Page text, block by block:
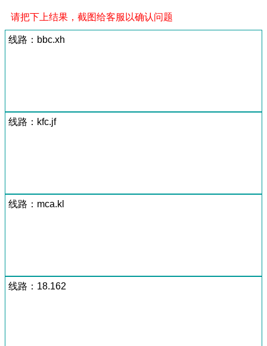
请把下上结果，截图给客服以确认问题
线路：bbc.xh
线路：kfc.jf
线路：mca.kl
线路：18.162